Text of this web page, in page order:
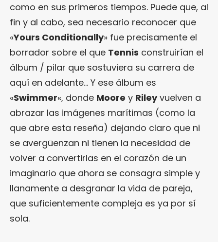
como en sus primeros tiempos. Puede que, al
fin y al cabo, sea necesario reconocer que
«Yours Conditionally» fue precisamente el
borrador sobre el que Tennis construirían el
álbum / pilar que sostuviera su carrera de
aquí en adelante… Y ese álbum es
«Swimmer«, donde Moore y Rileyvuelven a
abrazar las imágenes marítimas (como la
que abre esta reseña) dejando claro que ni
se avergüenzan ni tienen la necesidad de
volver a convertirlas en el corazón de un
imaginario que ahora se consagra simple y
llanamente a desgranar la vida de pareja,
que suficientemente compleja es ya por sí
sola.